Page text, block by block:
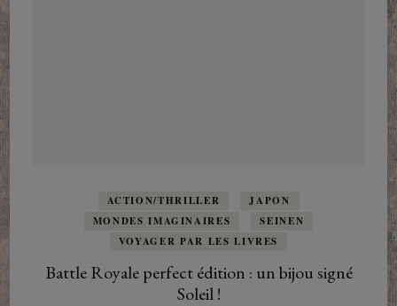
ACTION/THRILLER
JAPON
MONDES IMAGINAIRES
SEINEN
VOYAGER PAR LES LIVRES
Battle Royale perfect édition : un bijou signé
Soleil !